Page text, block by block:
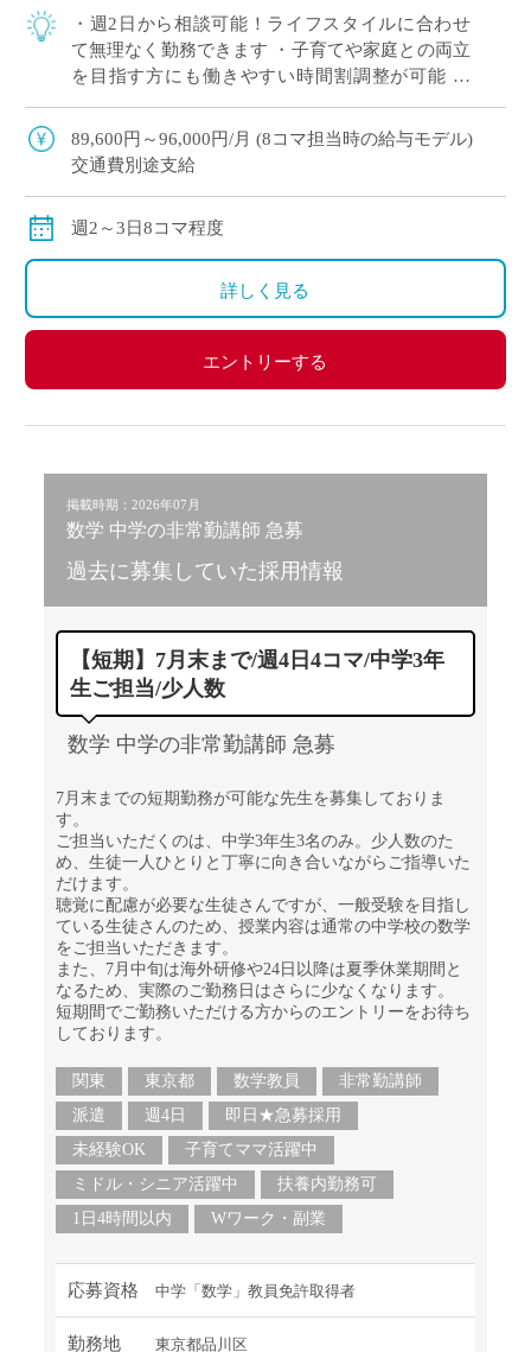
・週2日から相談可能！ライフスタイルに合わせ
て無理なく勤務できます ・子育てや家庭との両立
を目指す方にも働きやすい時間割調整が可能 ・
・中野エリアでアクセス良好。通勤負担を抑 […]
89,600円～96,000円/月 (8コマ担当時の給与モデル)
交通費別途支給
週2～3日8コマ程度
詳しく見る
エントリーする
掲載時期：2026年07月
数学 中学の非常勤講師 急募
過去に募集していた採用情報
【短期】7月末まで/週4日4コマ/中学3年
生ご担当/少人数
数学 中学の非常勤講師 急募
7月末までの短期勤務が可能な先生を募集しておりま
す。
ご担当いただくのは、中学3年生3名のみ。少人数のた
め、生徒一人ひとりと丁寧に向き合いながらご指導いた
だけます。
聴覚に配慮が必要な生徒さんですが、一般受験を目指し
ている生徒さんのため、授業内容は通常の中学校の数学
をご担当いただきます。
また、7月中旬は海外研修や24日以降は夏季休業期間と
なるため、実際のご勤務日はさらに少なくなります。
短期間でご勤務いただける方からのエントリーをお待ち
しております。
関東 東京都 数学教員
非常勤講師
派遣
週4日
即日★急募採用
未経験OK
子育てママ活躍中
ミドル・シニア活躍中
扶養内勤務可
1日4時間以内
Wワーク・副業
応募資格 中学「数学」教員免許取得者
勤務地 東京都品川区